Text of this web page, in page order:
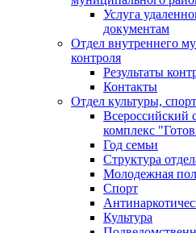
Услуга
документам
Отдел внутреннего
контроля
Результаты
Контакты
Отдел культуры,
Всероссийский
комплекс
Год семьи
Структура
Молодежная
Спорт
Культура